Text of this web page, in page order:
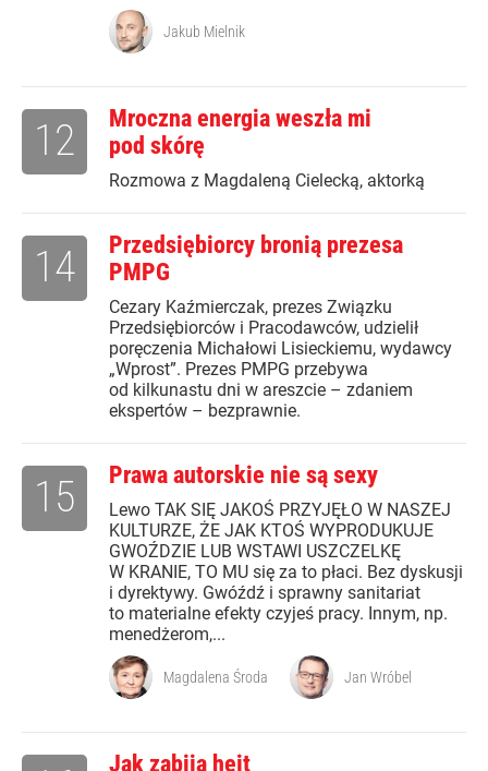
Jakub Mielnik
Mroczna energia weszła mi
pod skórę
Rozmowa z Magdaleną Cielecką, aktorką
12
Przedsiębiorcy bronią prezesa
PMPG
Cezary Kaźmierczak, prezes Związku
Przedsiębiorców i Pracodawców, udzielił
poręczenia Michałowi Lisieckiemu, wydawcy
„Wprost”. Prezes PMPG przebywa
od kilkunastu dni w areszcie – zdaniem
ekspertów – bezprawnie.
14
Prawa autorskie nie są sexy
Lewo TAK SIĘ JAKOŚ PRZYJĘŁO W NASZEJ
KULTURZE, ŻE JAK KTOŚ WYPRODUKUJE
GWOŹDZIE LUB WSTAWI USZCZELKĘ
W KRANIE, TO MU się za to płaci. Bez dyskusji
i dyrektywy. Gwóźdź i sprawny sanitariat
to materialne efekty czyjeś pracy. Innym, np.
menedżerom,...
15
Magdalena Środa Jan Wróbel
Jak zabija hejt